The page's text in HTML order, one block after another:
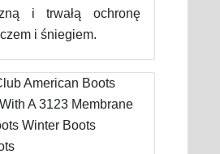
i trwałą ochronę
i śniegiem.